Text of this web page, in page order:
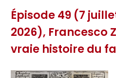
Épisode 49 (7
2026), Francesco
vraie histoire du